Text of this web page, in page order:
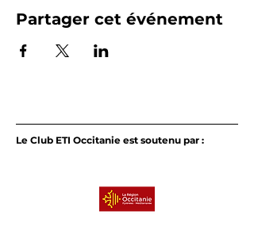
Partager cet événement
Le Club ETI Occitanie est soutenu par :